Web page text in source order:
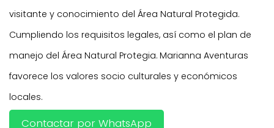
visitante y conocimiento del Área Natural Protegida.
Cumpliendo los requisitos legales, así como el plan de
manejo del Área Natural Protegia. Marianna Aventuras
favorece los valores socio culturales y económicos
locales.
Contactar por WhatsApp